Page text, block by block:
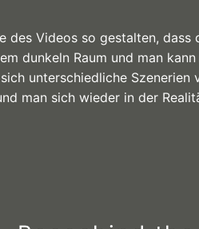
des Videos so gestalten,
dunkeln Raum und man
unterschiedliche
man sich wieder in der